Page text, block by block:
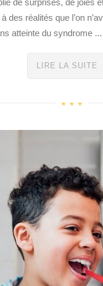
de surprises, de joies
des réalités que l’on
atteinte du syndrome ...
LIRE LA SUITE